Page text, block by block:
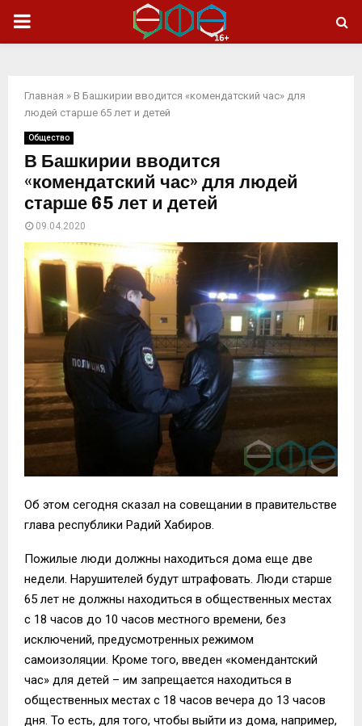
ОСНОВНОЕ
Главная » В Башкирии вводится «комендатский час» для
людей старше 65 лет и детей
Общество
В Башкирии вводится
«комендатский час» для людей
старше 65 лет и детей
09.04.2020
Об этом сегодня сказал на совещании в правительстве
глава республики Радий Хабиров
Пожилые люди должны находиться дома еще две
недели. Нарушителей будут штрафовать. Люди старше
65 лет не должны находиться в общественных местах
с 18 часов до 10 часов местного времени, без
исключений, предусмотренных режимом
самоизоляции. Кроме того, введен «комендантский
час» для детей – им запрещается находиться в
общественных местах с 18 часов вечера до 13 часов
дня. То есть, для того, чтобы выйти из дома, например,